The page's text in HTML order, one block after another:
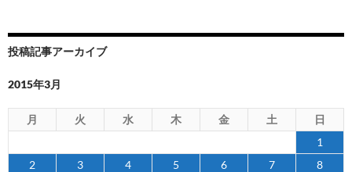
投稿記事アーカイブ
2015年3月
月 火 水 木 金 土
日
1
2
3 4 5 6 7
8